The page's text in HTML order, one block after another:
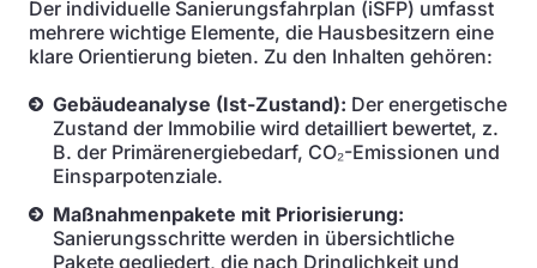
Der individuelle Sanierungsfahrplan (iSFP) umfasst
mehrere wichtige Elemente, die Hausbesitzern eine
klare Orientierung bieten. Zu den Inhalten gehören:
Gebäudeanalyse (Ist-Zustand): Der energetische
Zustand der Immobilie wird detailliert bewertet, z.
B. der Primärenergiebedarf, CO₂-Emissionen und
Einsparpotenziale.
Maßnahmenpakete mit Priorisierung:
Sanierungsschritte werden in übersichtliche
Pakete gegliedert, die nach Dringlichkeit und